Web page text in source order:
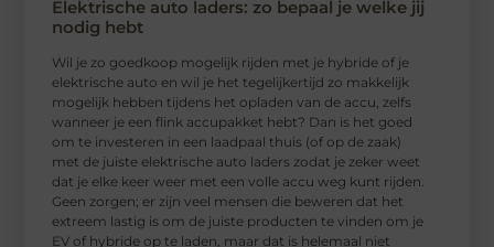
Elektrische auto laders: zo bepaal je welke jij
nodig hebt
Wil je zo goedkoop mogelijk rijden met je hybride of je
elektrische auto en wil je het tegelijkertijd zo makkelijk
mogelijk hebben tijdens het opladen van de accu, zelfs
wanneer je een flink accupakket hebt? Dan is het goed
om te investeren in een laadpaal thuis (of op de zaak)
met de juiste elektrische auto laders zodat je zeker weet
dat je elke keer weer met een volle accu weg kunt rijden.
Geen zorgen; er zijn veel mensen die beweren dat het
extreem lastig is om de juiste producten te vinden om je
EV of hybride op te laden, maar dat is helemaal niet